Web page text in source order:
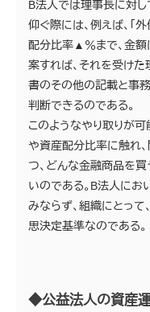
B法人では理事長に対
仰ぐ際には、例えば、「
配分比率▲％まで、金
案すれば、それを受け
書のその他の記載と事
判断できるのである。
このようなやり取りが
や資産配分比率に触れ、
つ、どんな金融商品を
いのである。B法人にお
みならず、組織にとっ
思決定基準なのである。
◆公益法人の資産運